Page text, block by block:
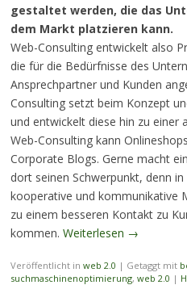
gestaltet werden, die das
dem Markt platzieren kann.
Web-Consulting entwickelt also
die für die Bedürfnisse des
Ansprechpartner und Kunden
Consulting setzt beim Konzept
und entwickelt diese hin zu einer
Web-Consulting kann
Corporate Blogs. Gerne macht
dort seinen Schwerpunkt, denn
kooperative und kommunikative
zu einem besseren Kontakt zu
kommen. Weiterlesen →
Veröffentlicht in web 2.0 | Getaggt mit
suchmaschinenoptimierung, web 2.0 |